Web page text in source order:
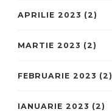
APRILIE 2023 (2)
MARTIE 2023 (2)
FEBRUARIE 2023 (2)
IANUARIE 2023 (2)